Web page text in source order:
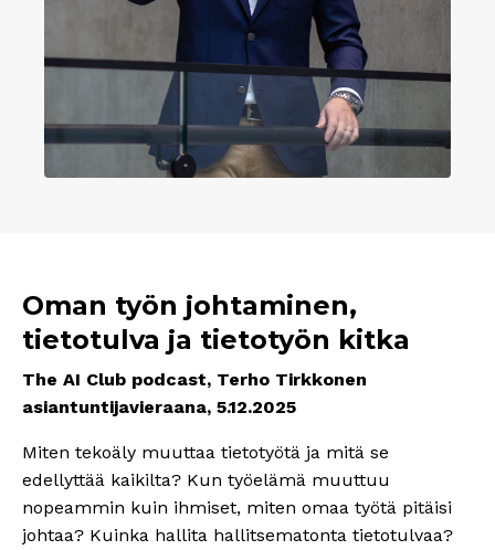
Oman työn johtaminen,
tietotulva ja tietotyön kitka
The AI Club podcast, Terho Tirkkonen
asiantuntijavieraana, 5.12.2025
Miten tekoäly muuttaa tietotyötä ja mitä se
edellyttää kaikilta? Kun työelämä muuttuu
nopeammin kuin ihmiset, miten omaa työtä pitäisi
johtaa? Kuinka hallita hallitsematonta tietotulvaa?